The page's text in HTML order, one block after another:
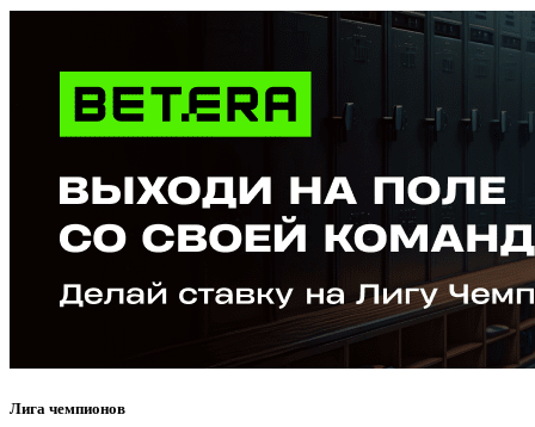
Лига чемпионов